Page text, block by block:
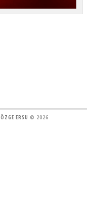
ÖZGE ERSU © 2026